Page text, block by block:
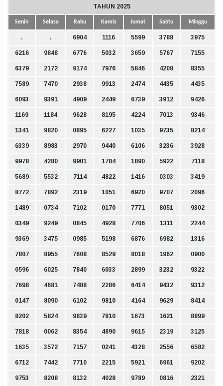
TAHUN 2025
Senin Selasa Rabu Kamis Jumat Sabtu Minggu
. . 6904 1116 5599 3788 3975
6216 9848 6776 5032 3659 5767 7155
6379 2172 9174 7976 5846 4208 8355
7589 7470 2938 9913 2474 4435 4435
6093 9391 4909 2449 6739 3912 9426
1169 1184 9628 8195 4224 7013 9346
1341 9820 0895 6227 1035 9735 8214
6339 8983 2970 9440 6106 3236 3928
9978 4280 9901 1784 1890 5922 7118
5689 5532 7114 4822 1416 0303 3419
8772 7892 2319 1051 6920 9707 2096
1489 0734 7102 0170 7771 8051 9302
0349 9249 0845 4928 7706 1311 2244
9369 3475 0985 5198 6876 6982 1316
7807 8955 7608 8529 8018 1962 0900
0596 6025 7840 6033 2899 3232 9322
7698 4681 7488 2286 6414 9432 9312
0147 8090 6102 9810 4164 9629 8414
8202 5824 9839 7810 1673 1621 8899
7818 0062 8354 4890 9615 2319 3125
1635 3572 7157 0241 4328 2556 6582
6712 7442 7710 2215 5921 6961 9202
9753 8208 8132 4028 9789 0816 2321